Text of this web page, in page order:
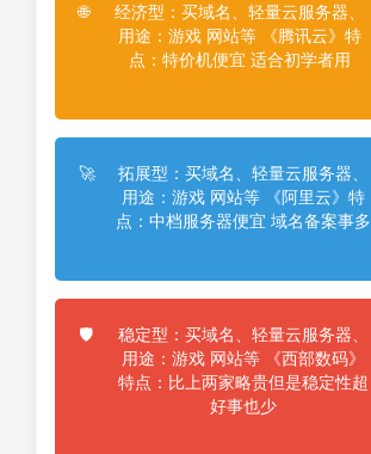
🌐
经济型：买域名、轻量云服务器、
用途：游戏 网站等 《腾讯云》特
点：特价机便宜 适合初学者用
🚀
拓展型：买域名、轻量云服务器、
用途：游戏 网站等 《阿里云》特
点：中档服务器便宜 域名备案事多
🛡️
稳定型：买域名、轻量云服务器、
用途：游戏 网站等 《西部数码》
特点：比上两家略贵但是稳定性超
好事也少